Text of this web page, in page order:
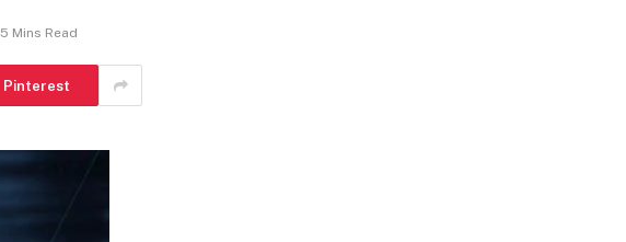
5 Mins Read
Pinterest